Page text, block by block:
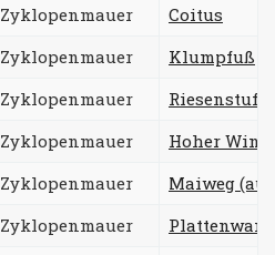
Zyklopenmauer
Coitus
Zyklopenmauer
Klumpfuß
Zyklopenmauer
Riesenstufe
Zyklopenmauer
Hoher
Zyklopenmauer
Maiweg
Zyklopenmauer
Plattenwand